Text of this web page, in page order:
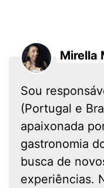
Mirella
Sou
(Portugal e
apaixonada
gastronomia
busca de
experiências.